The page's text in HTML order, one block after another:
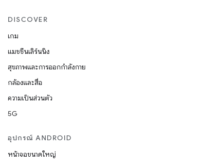
DISCOVER
เกม
แมชชีนเลิร์นนิง
สุขภาพและการออกกำลังกาย
กล้องและสื่อ
ความเป็นส่วนตัว
5G
อุปกรณ์ ANDROID
หน้าจอขนาดใหญ่